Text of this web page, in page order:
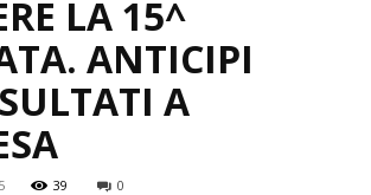
LA 15^
ANTICIPI
A
39 0